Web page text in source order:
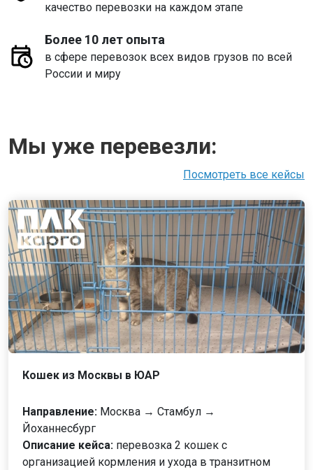
качество перевозки на каждом этапе
Более 10 лет опыта
в сфере перевозок всех видов грузов по всей
России и миру
Мы уже перевезли:
Посмотреть все кейсы
Кошек из Москвы в ЮАР
Направление: Москва → Стамбул →
Йоханнесбург
Описание кейса: перевозка 2 кошек с
организацией кормления и ухода в транзитном